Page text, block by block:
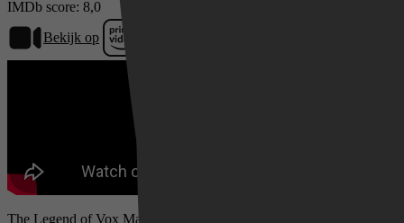
IMDb score: 8,0
Bekijk op
The Legend of Vox Machina (S01)